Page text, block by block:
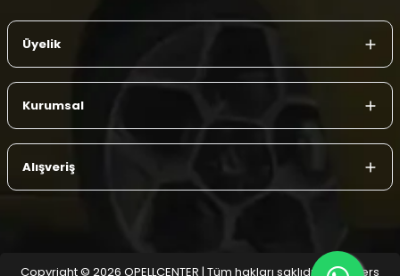
Üyelik
Kurumsal
Alışveriş
Copyright © 2026 OPELLCENTER | Tüm hakları saklıdır. | Reliefers